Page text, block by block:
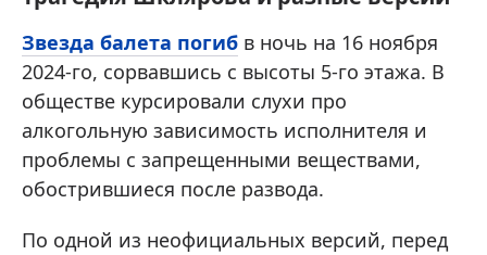
Звезда балета погиб в ночь на 16 ноября
2024-го, сорвавшись с высоты 5-го этажа. В
обществе курсировали слухи про
алкогольную зависимость исполнителя и
проблемы с запрещенными веществами,
обострившиеся после развода.
По одной из неофициальных версий, перед